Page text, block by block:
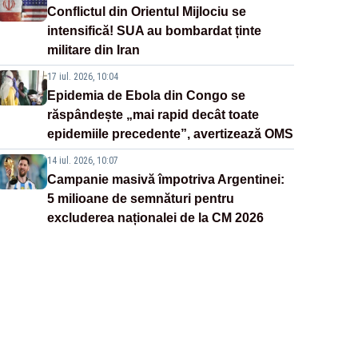
Conflictul din Orientul Mijlociu se
intensifică! SUA au bombardat ținte
militare din Iran
17 iul. 2026, 10:04
Epidemia de Ebola din Congo se
răspândește „mai rapid decât toate
epidemiile precedente”, avertizează OMS
14 iul. 2026, 10:07
Campanie masivă împotriva Argentinei:
5 milioane de semnături pentru
excluderea naționalei de la CM 2026